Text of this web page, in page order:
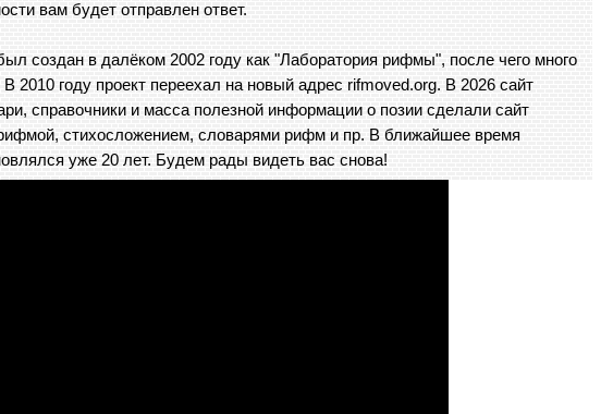
вам будет отправлен ответ.
создан в далёком 2002 году как "Лаборатория рифмы", после чего много
году проект переехал на новый адрес rifmoved.org. В 2026 сайт
справочники и масса полезной информации о позии сделали сайт
стихосложением, словарями рифм и пр. В ближайшее время
уже 20 лет. Будем рады видеть вас снова!